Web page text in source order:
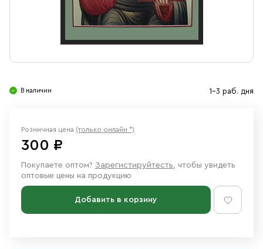
В наличии 1-3 раб. дня
Розничная цена (только онлайн *)
300 ₽
Покупаете оптом? Зарегистируйтесть, чтобы увидеть
оптовые цены на продукцию
Добавить в корзину